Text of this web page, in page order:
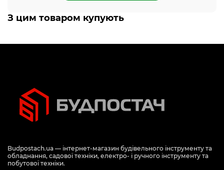
З цим товаром купують
Budpostach.ua — інтернет-магазин будівельного інструменту та
обладнання, садової техніки, електро- і ручного інструменту та
побутової техніки.